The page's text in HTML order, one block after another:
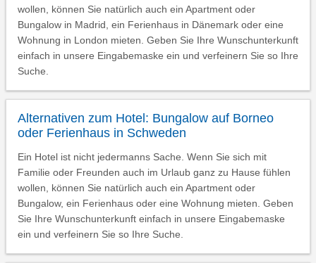
wollen, können Sie natürlich auch ein Apartment oder
Bungalow in Madrid, ein Ferienhaus in Dänemark oder eine
Wohnung in London mieten. Geben Sie Ihre Wunschunterkunft
einfach in unsere Eingabemaske ein und verfeinern Sie so Ihre
Suche.
Alternativen zum Hotel: Bungalow auf Borneo
oder Ferienhaus in Schweden
Ein Hotel ist nicht jedermanns Sache. Wenn Sie sich mit
Familie oder Freunden auch im Urlaub ganz zu Hause fühlen
wollen, können Sie natürlich auch ein Apartment oder
Bungalow, ein Ferienhaus oder eine Wohnung mieten. Geben
Sie Ihre Wunschunterkunft einfach in unsere Eingabemaske
ein und verfeinern Sie so Ihre Suche.